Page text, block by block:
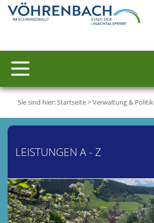
Sie sind hier:Startseite>Verwaltung & Politik
LEISTUNGEN A - Z